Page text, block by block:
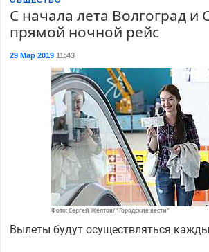
С начала лета Волгоград и
прямой ночной рейс
29 Мар 201911:43
Фото: Сергей Желтов/ "Городские вести"
Вылеты будут осуществляться